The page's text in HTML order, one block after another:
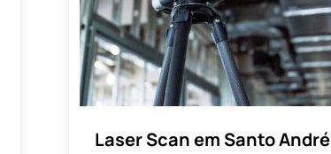
Laser Scan em Santo André